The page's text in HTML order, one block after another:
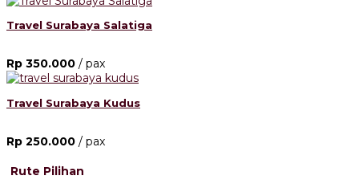
Travel Surabaya Salatiga
Rp 350.000 / pax
Travel Surabaya Kudus
Rp 250.000 / pax
Rute Pilihan